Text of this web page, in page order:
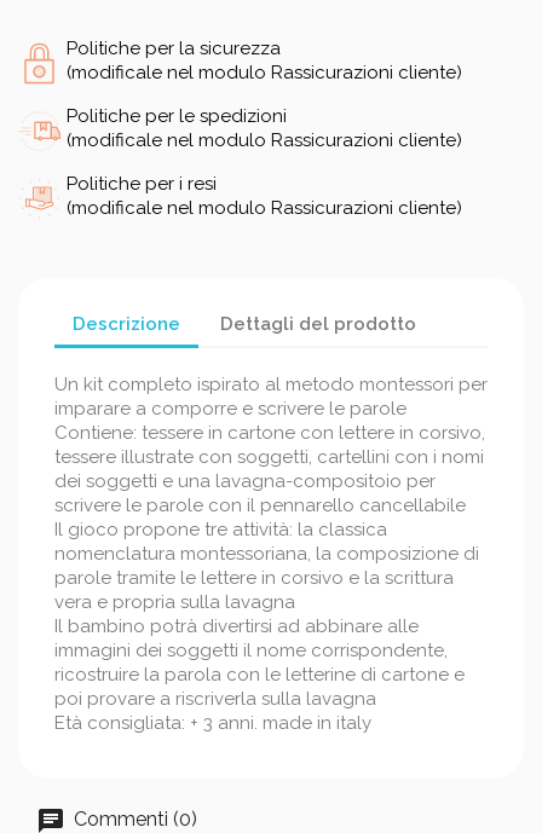
Politiche per la sicurezza
(modificale nel modulo Rassicurazioni cliente)
Politiche per le spedizioni
(modificale nel modulo Rassicurazioni cliente)
Politiche per i resi
(modificale nel modulo Rassicurazioni cliente)
Descrizione Dettagli del prodotto
Un kit completo ispirato al metodo montessori per
imparare a comporre e scrivere le parole
Contiene: tessere in cartone con lettere in corsivo,
tessere illustrate con soggetti, cartellini con i nomi
dei soggetti e una lavagna-compositoio per
scrivere le parole con il pennarello cancellabile
Il gioco propone tre attività: la classica
nomenclatura montessoriana, la composizione di
parole tramite le lettere in corsivo e la scrittura
vera e propria sulla lavagna
Il bambino potrà divertirsi ad abbinare alle
immagini dei soggetti il nome corrispondente,
ricostruire la parola con le letterine di cartone e
poi provare a riscriverla sulla lavagna
Età consigliata: + 3 anni. made in italy
Commenti (0)